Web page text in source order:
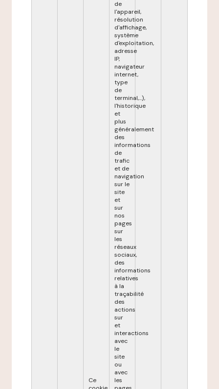
Ce
de
l'appareil,
résolution
d'affichage,
système
d'exploitation,
adresse
IP,
navigateur
internet,
type
de
terminal,...),
l'historique
et
plus
généralement
des
informations
de
trafic
et de
navigation
sur le
site
et
sur
nos
pages
sur
les
réseaux
sociaux,
des
informations
relatives
à la
traçabilité
des
actions
sur
et
interactions
avec
le
site
ou
avec
les